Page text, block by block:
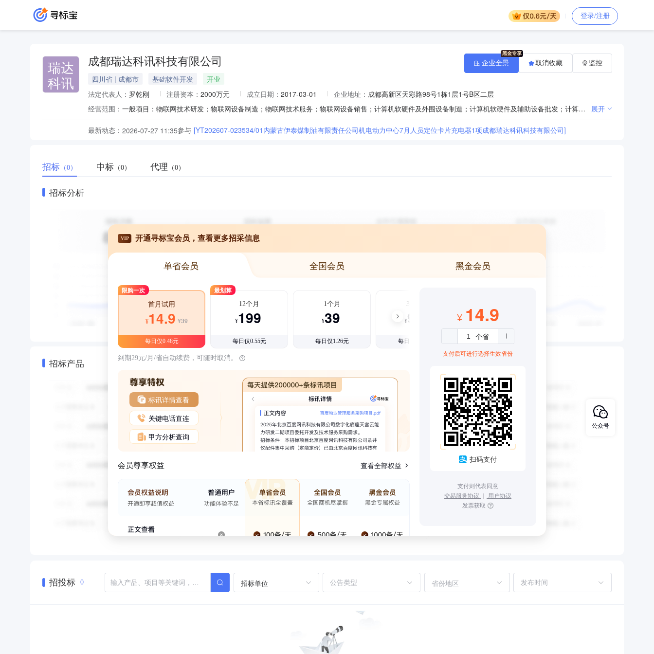
登录/注册
瑞达
科讯
成都瑞达科讯科技有限公司
四川省 | 成都市 基础软件开发
开业
法定代表人： 罗乾刚 注册资本： 2000万元 成立日期： 2017-03-01 企业地址： 成都高新区天彩路98号1栋1层1号B区二层
经营范围：
一般项目：物联网技术研发；物联网设备制造；物联网技术服务；物联网设备销售；计算机软硬件及外围设备制造；计算机软硬件及辅助设备批发；计算机软硬件及辅助设备零售；软件开发；计算机系统服务；信息系统集成服务；网络与信息安全软件开发；通信设备制造；通信设备销售；移动终端设备制造；移动终端设备销售；卫星移动通信终端制造；卫星移动通信终端销售；智能仪器仪表制造；智能仪器仪表销售；仪器仪表制造；仪器仪表销售；电工仪器仪表制造；电工仪器仪表销售；电子测量仪器制造；电子测量仪器销售；环境监测专用仪器仪表制造；环境监测专用仪器仪表销售；电子专用材料研发；电子专用材料制造；电子专用材料销售；电子产品销售；电子元器件与机电组件设备销售（除依法须经批准的项目外，凭营业执照依法自主开展经营活动）。 展开
最新动态： 2026-07-27 11:35参与 [YT202607-023534/01内蒙古伊泰煤制油有限责任公司机电动力中心7月人员定位卡片充电器1项成都瑞达科讯科技有限公司]
企业全景 取消收藏 监控
招标 （0） 中标 （0） 代理 （0）
招标分析
招标产品
VIP 开通寻标宝会员，查看更多招采信息
单省会员 全国会员 黑金会员
限购一次
首月试用
¥14.9 ¥39
每日仅0.48元
最划算
12个月
¥199
每日仅0.55元
1个月
¥39
每日仅1.26元
3个月
¥99
每日仅1.08元
到期29元/月/省自动续费，可随时取消。
标讯详情查看
关键电话直连
甲方分析查询
会员尊享权益 查看全部权益
¥ 14.9
支付后可进行选择生效省份
扫码支付
支付则代表同意
交易服务协议 ｜ 用户协议
发票获取
招投标 0 招标单位 省份地区
公众号